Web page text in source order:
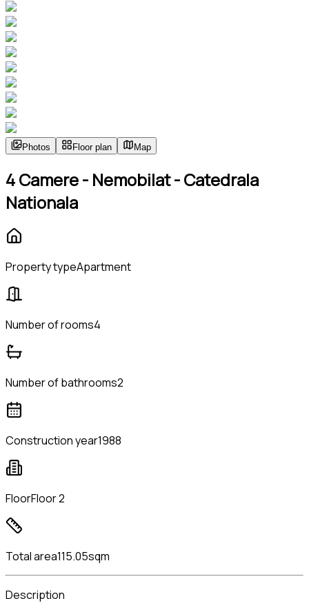
Photos Floor plan Map
4 Camere - Nemobilat - Catedrala
Nationala
Property typeApartment
Number of rooms4
Number of bathrooms2
Construction year1988
FloorFloor 2
Total area115.05sqm
Description